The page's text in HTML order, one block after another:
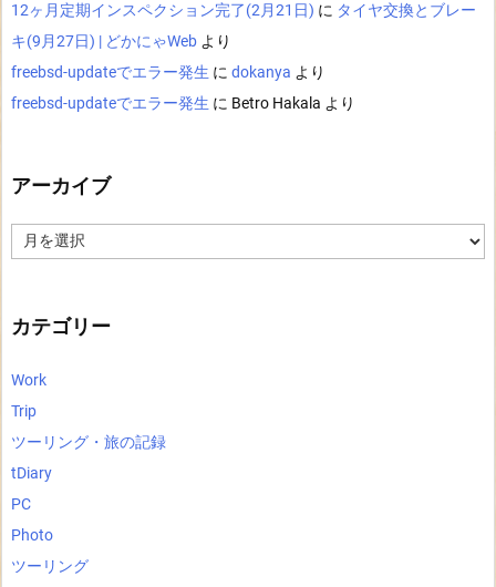
12ヶ月定期インスペクション完了(2月21日) に タイヤ交換とブレー
キ(9月27日) | どかにゃWeb より
freebsd-updateでエラー発生 に dokanya より
freebsd-updateでエラー発生 に Betro Hakala より
アーカイブ
ー
カテゴリー
Work
Trip
ツーリング・旅の記録
tDiary
PC
Photo
ツーリング